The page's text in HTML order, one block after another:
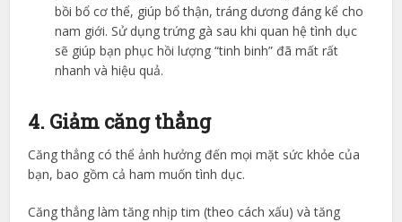
bồi bổ cơ thể, giúp bổ thận, tráng dương đáng kể cho
nam giới. Sử dụng trứng gà sau khi quan hệ tình dục
sẽ giúp bạn phục hồi lượng “tinh binh” đã mất rất
nhanh và hiệu quả.
4. Giảm căng thẳng
Căng thẳng có thể ảnh hưởng đến mọi mặt sức khỏe của
bạn, bao gồm cả ham muốn tình dục.
Căng thẳng làm tăng nhịp tim (theo cách xấu) và tăng